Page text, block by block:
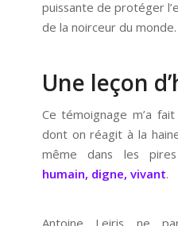
puissante de protéger
de la noirceur du monde.
Une leçon
Ce témoignage m’a
dont on réagit à la
même dans les
humain, digne, vivant.